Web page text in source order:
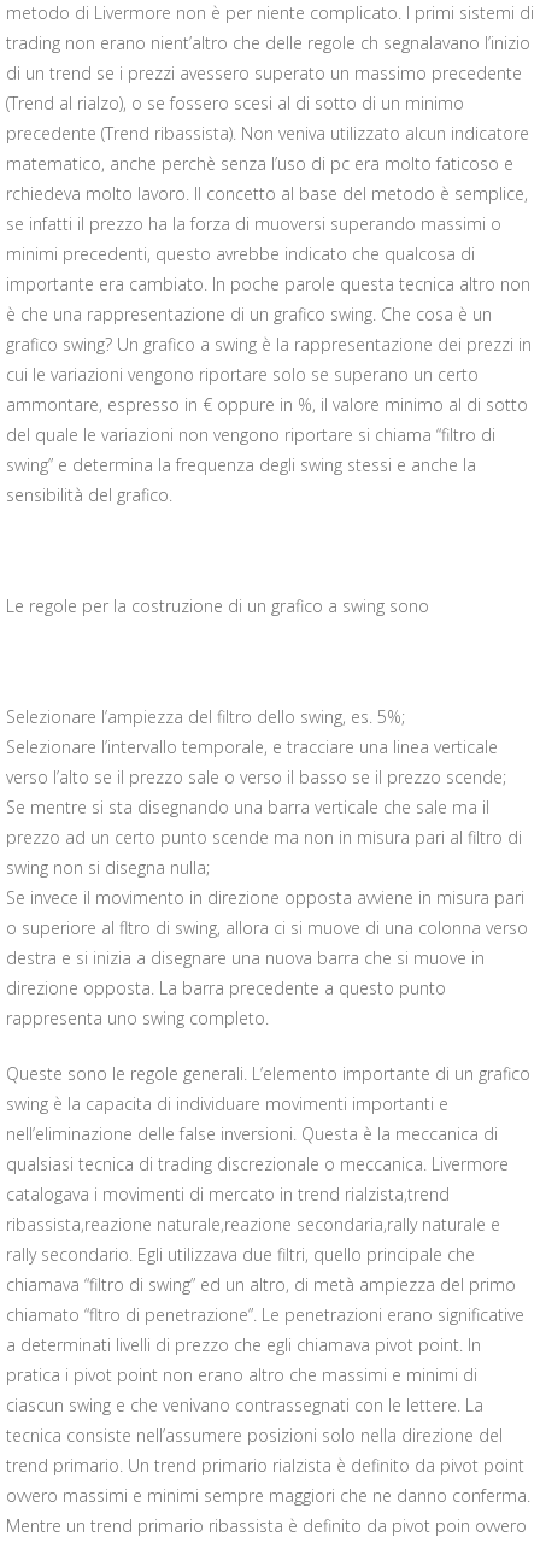
metodo di Livermore non è per niente complicato. I primi sistemi di
trading non erano nient’altro che delle regole ch segnalavano l’inizio
di un trend se i prezzi avessero superato un massimo precedente
(Trend al rialzo), o se fossero scesi al di sotto di un minimo
precedente (Trend ribassista). Non veniva utilizzato alcun indicatore
matematico, anche perchè senza l’uso di pc era molto faticoso e
rchiedeva molto lavoro. Il concetto al base del metodo è semplice,
se infatti il prezzo ha la forza di muoversi superando massimi o
minimi precedenti, questo avrebbe indicato che qualcosa di
importante era cambiato. In poche parole questa tecnica altro non
è che una rappresentazione di un grafico swing. Che cosa è un
grafico swing? Un grafico a swing è la rappresentazione dei prezzi in
cui le variazioni vengono riportare solo se superano un certo
ammontare, espresso in € oppure in %, il valore minimo al di sotto
del quale le variazioni non vengono riportare si chiama “filtro di
swing” e determina la frequenza degli swing stessi e anche la
sensibilità del grafico.
Le regole per la costruzione di un grafico a swing sono
Selezionare l’ampiezza del filtro dello swing, es. 5%;
Selezionare l’intervallo temporale, e tracciare una linea verticale
verso l’alto se il prezzo sale o verso il basso se il prezzo scende;
Se mentre si sta disegnando una barra verticale che sale ma il
prezzo ad un certo punto scende ma non in misura pari al filtro di
swing non si disegna nulla;
Se invece il movimento in direzione opposta avviene in misura pari
o superiore al fltro di swing, allora ci si muove di una colonna verso
destra e si inizia a disegnare una nuova barra che si muove in
direzione opposta. La barra precedente a questo punto
rappresenta uno swing completo.
Queste sono le regole generali. L’elemento importante di un grafico
swing è la capacita di individuare movimenti importanti e
nell’eliminazione delle false inversioni. Questa è la meccanica di
qualsiasi tecnica di trading discrezionale o meccanica. Livermore
catalogava i movimenti di mercato in trend rialzista,trend
ribassista,reazione naturale,reazione secondaria,rally naturale e
rally secondario. Egli utilizzava due filtri, quello principale che
chiamava “filtro di swing” ed un altro, di metà ampiezza del primo
chiamato “fltro di penetrazione”. Le penetrazioni erano significative
a determinati livelli di prezzo che egli chiamava pivot point. In
pratica i pivot point non erano altro che massimi e minimi di
ciascun swing e che venivano contrassegnati con le lettere. La
tecnica consiste nell’assumere posizioni solo nella direzione del
trend primario. Un trend primario rialzista è definito da pivot point
ovvero massimi e minimi sempre maggiori che ne danno conferma.
Mentre un trend primario ribassista è definito da pivot poin ovvero